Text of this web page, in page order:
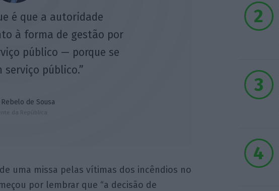
é que a autoridade
à forma de gestão por
público — porque se
público.”
de Sousa
da República
uma missa pelas vítimas dos incêndios no
por lembrar que “a decisão de